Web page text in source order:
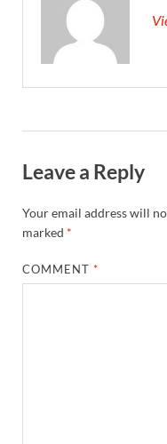
Leave a Reply
Your email address will
marked *
COMMENT*